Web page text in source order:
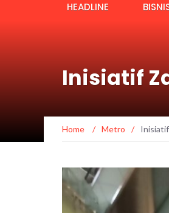
HEADLINE
Inisiatif
Home / Metro /